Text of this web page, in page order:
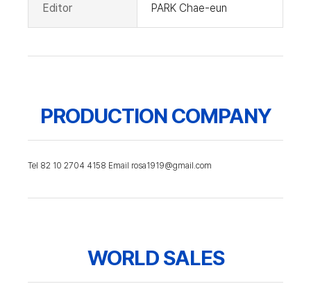
Editor PARK Chae-eun
PRODUCTION COMPANY
Tel 82 10 2704 4158 Email rosa1919@gmail.com
WORLD SALES